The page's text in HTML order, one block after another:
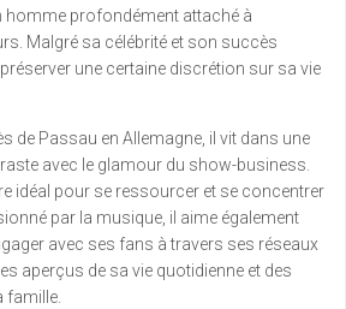
homme profondément attaché à
Malgré sa célébrité et son succès
une certaine discrétion sur sa vie
de Passau en Allemagne, il vit dans une
avec le glamour du show-business.
idéal pour se ressourcer et se concentrer
par la musique, il aime également
avec ses fans à travers ses réseaux
aperçus de sa vie quotidienne et des
famille.